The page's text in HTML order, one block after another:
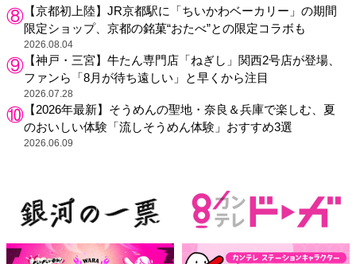
【京都初上陸】JR京都駅に「ちいかわベーカリー」の期間
限定ショップ、京都の銘菓“おたべ”との限定コラボも
2026.08.04
【神戸・三宮】牛たん専門店「ねぎし」関西2号店が登場、
ファンら「8月が待ち遠しい」と早くから注目
2026.07.28
【2026年最新】そうめんの聖地・奈良＆兵庫で楽しむ、夏
のおいしい体験「流しそうめん体験」おすすめ3選
2026.06.09